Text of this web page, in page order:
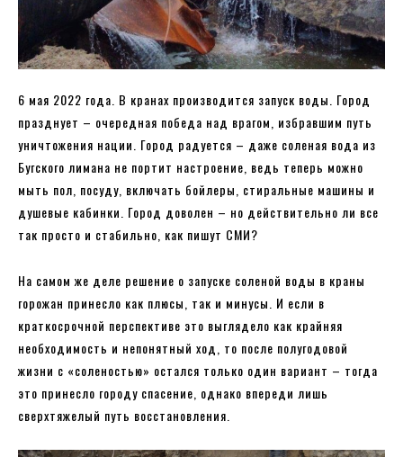
6 мая 2022 года. В кранах производится запуск воды. Город
празднует – очередная победа над врагом, избравшим путь
уничтожения нации. Город радуется – даже соленая вода из
Бугского лимана не портит настроение, ведь теперь можно
мыть пол, посуду, включать бойлеры, стиральные машины и
душевые кабинки. Город доволен – но действительно ли все
так просто и стабильно, как пишут СМИ?
На самом же деле решение о запуске соленой воды в краны
горожан принесло как плюсы, так и минусы. И если в
краткосрочной перспективе это выглядело как крайняя
необходимость и непонятный ход, то после полугодовой
жизни с «соленостью» остался только один вариант – тогда
это принесло городу спасение, однако впереди лишь
сверхтяжелый путь восстановления.